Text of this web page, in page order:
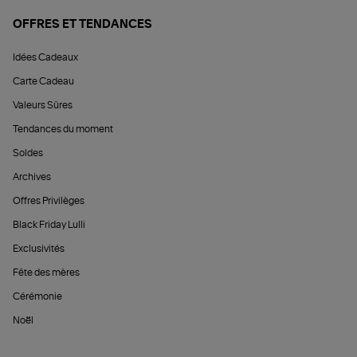
OFFRES ET TENDANCES
Idées Cadeaux
Carte Cadeau
Valeurs Sûres
Tendances du moment
Soldes
Archives
Offres Privilèges
Black Friday Lulli
Exclusivités
Fête des mères
Cérémonie
Noël